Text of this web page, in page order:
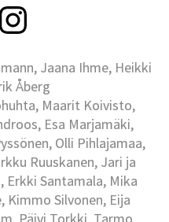
Jaana Ihme, Heikki
Åberg
Maarit Koivisto,
Esa Marjamäki,
Olli Pihlajamaa,
Ruuskanen, Jari ja
Erkki Santamala, Mika
Kimmo Silvonen, Eija